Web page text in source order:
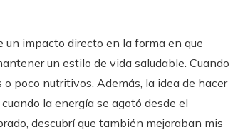
un impacto directo en la forma en que
un estilo de vida saludable. Cuando
poco nutritivos. Además, la idea de hacer
la energía se agotó desde el
descubrí que también mejoraban mis